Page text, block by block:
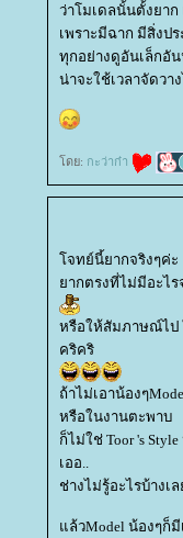
ว่าโมเดลนั้นตั้งยาก
เพราะมีฉาก มีสิ่งป
ทุกอย่างดูอันเล็กอั
น่าจะใช้เวลาจัดว
ดย: กะว่าก๋า
จทย์นี้ยากจริงๆค่ะ
ากตรงที่ไม่มีอะไ
หรือให้สัมภาษณ์ไป
คริคริ
ถ้าไม่เอาน้องๆ
หรือในงานตะพาบ
ก็ไม่ใช่ Toor 's
เออ..
ช่างไม่รู้อะไรบ้างเล
ล้วModel น้องๆก็